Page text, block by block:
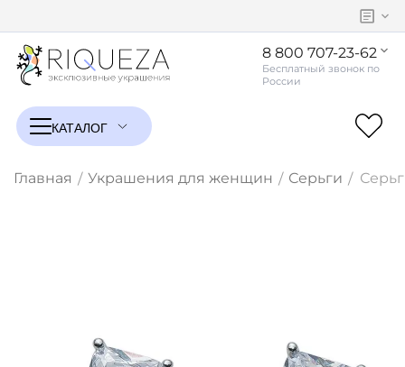
8 800 707-23-62
Главная / Украшения для женщин / Серьги /